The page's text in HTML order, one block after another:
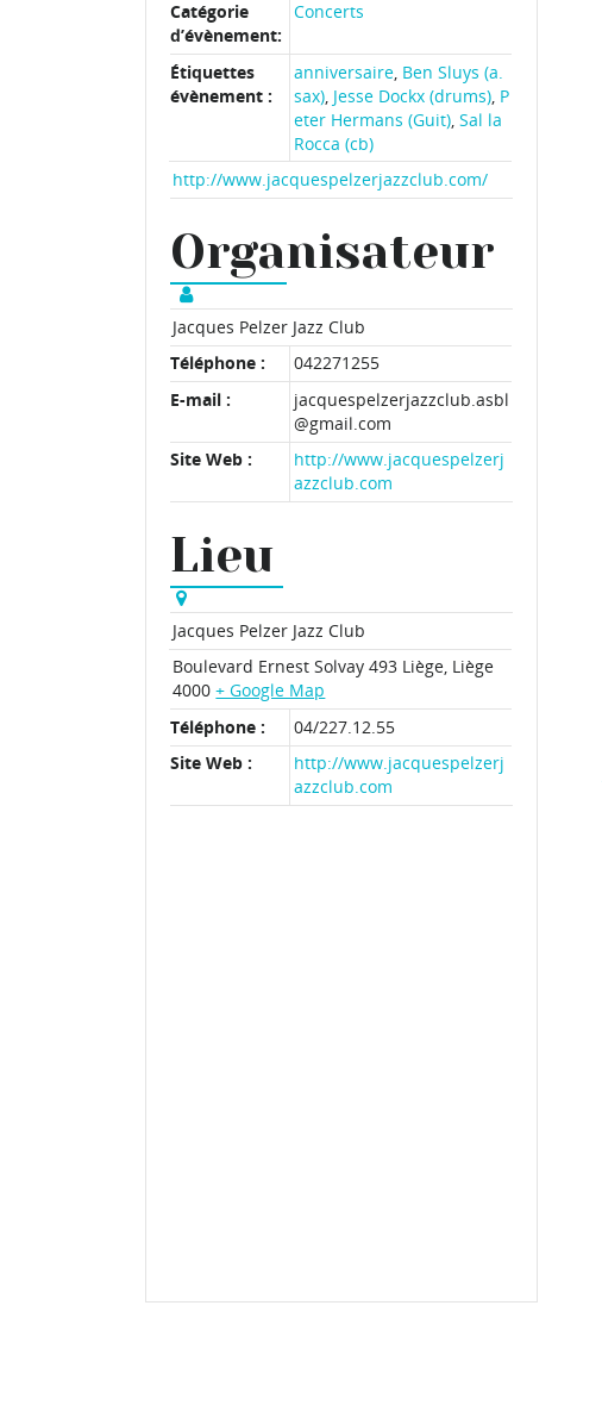
Catégorie
d’évènement:
Concerts
Étiquettes
évènement :
anniversaire Ben Sluys (a.
sax) Jesse Dockx (drums) P
eter Hermans (Guit) ,Sal la
Rocca (cb)
http://www.jacquespelzerjazzclub.com/
Organisateur
Jacques Pelzer Jazz Club
Téléphone :
042271255
E-mail :
jacquespelzerjazzclub.asbl
@gmail.com
Site Web :
http://www.jacquespelzerj
azzclub.com
Lieu
Jacques Pelzer Jazz Club
Boulevard Ernest Solvay 493 Liège, Liège
4000 + Google Map
Téléphone :
04/227.12.55
Site Web :
http://www.jacquespelzerj
azzclub.com